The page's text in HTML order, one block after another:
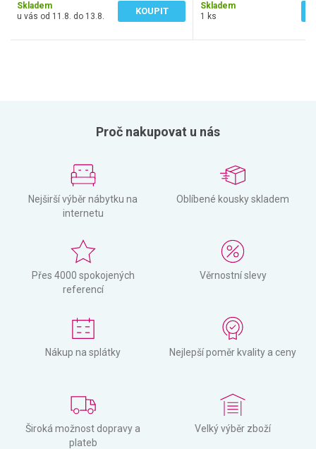
Skladem
u vás od 11.8. do 13.8.
KOUPIT
Skladem
1 ks
Proč nakupovat u nás
Nejširší výběr nábytku na
internetu
Oblíbené kousky skladem
Přes 4000 spokojených
referencí
Věrnostní slevy
Nákup na splátky Nejlepší poměr kvality a ceny
Široká možnost dopravy a
plateb
Velký výběr zboží